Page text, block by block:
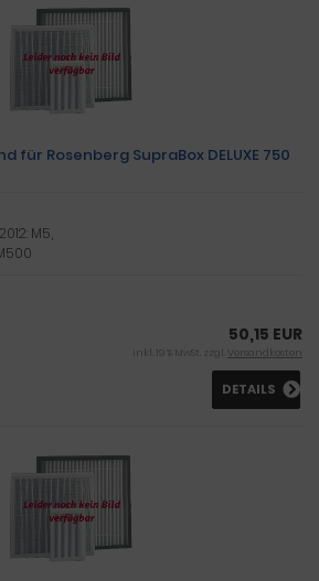
für Rosenberg SupraBox DELUXE 750
M5,
50,15 EUR
inkl. 19 % MwSt. zzgl. Versandkosten
DETAILS